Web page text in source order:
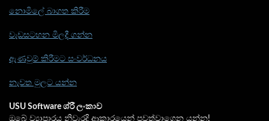
නොමිලේ බාගත කිරීම
වැඩසටහන මිලදී ගන්න
ඇණවුම් කිරීමට සංවර්ධනය
නැවත මුලට යන්න
USU Software ශ්රී ලංකාව
ඔබේ ව්‍යාපාරය නිවැරදි ආකාරයෙන් පවත්වාගෙන යන්න!